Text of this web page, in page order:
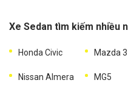
Xe Sedan tìm kiếm nhiều
Honda Civic Mazda 3
Nissan Almera MG5